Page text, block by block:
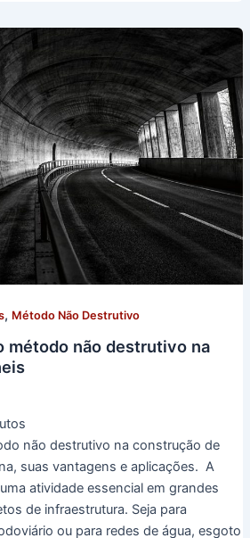
, Método Não Destrutivo
método não destrutivo na
não destrutivo na construção de
suas vantagens e aplicações. A
atividade essencial em grandes
de infraestrutura. Seja para
ou para redes de água, esgoto